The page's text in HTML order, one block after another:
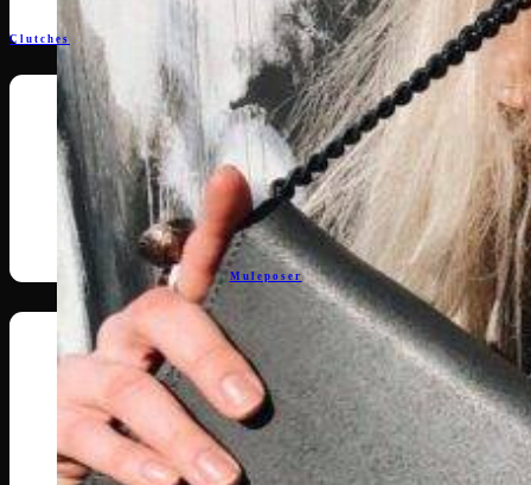
Clutches
Muleposer